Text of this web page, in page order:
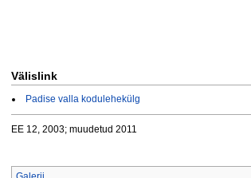
Välislink
Padise valla kodulehekülg
EE 12, 2003; muudetud 2011